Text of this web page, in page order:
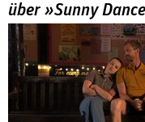
über »Sunny